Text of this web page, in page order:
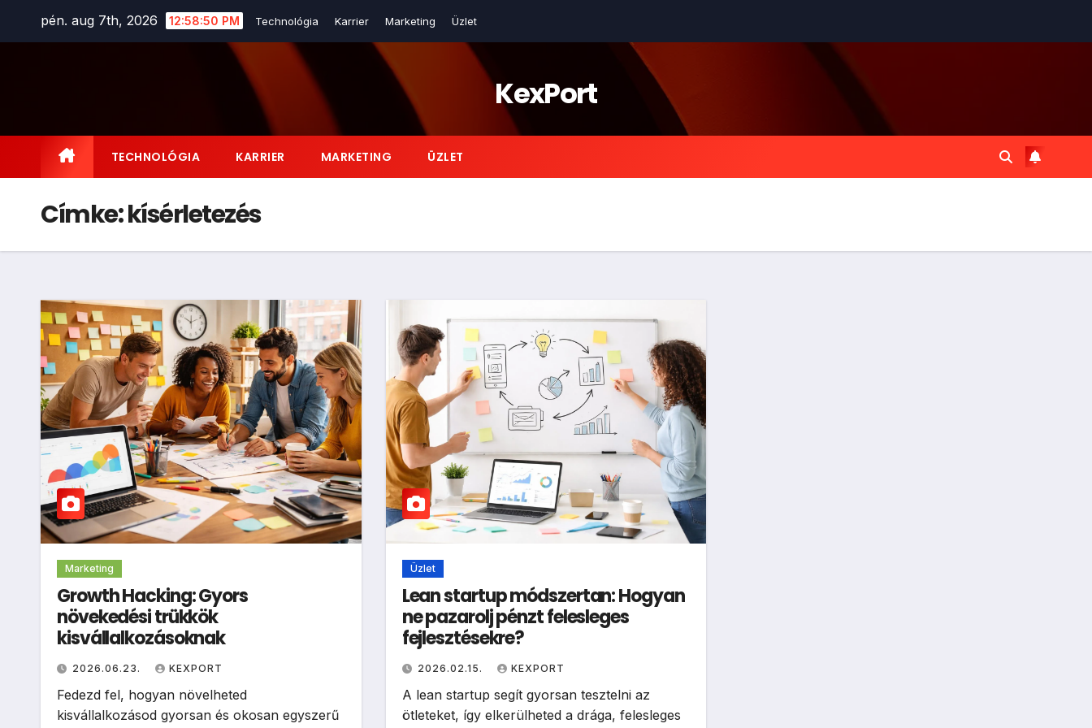
pén. aug 7th, 2026 12:58:50 PM Technológia Karrier Marketing Üzlet
KexPort
TECHNOLÓGIA KARRIER MARKETING ÜZLET
Címke:kísérletezés
Marketing
Growth Hacking: Gyors
növekedési trükkök
kisvállalkozásoknak
2026.06.23. KEXPORT
Fedezd fel, hogyan növelheted
kisvállalkozásod gyorsan és okosan egyszerű
Üzlet
Lean startup módszertan: Hogyan
ne pazarolj pénzt felesleges
fejlesztésekre?
2026.02.15. KEXPORT
A lean startup segít gyorsan tesztelni az
ötleteket, így elkerülheted a drága, felesleges